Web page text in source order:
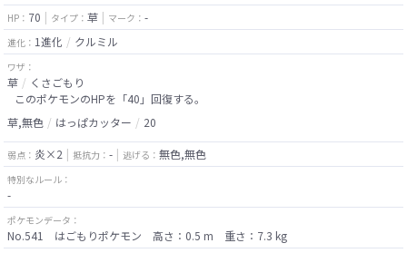
HP： 70 タイプ： 草 マーク： -
進化： 1進化 クルミル
ワザ：
草
くさごもり
このポケモンのHPを「40」回復する。
草,無色
はっぱカッター 20
弱点： 炎×2 抵抗力： - 逃げる： 無色,無色
特別なルール：
-
ポケモンデータ：
No.541 はごもりポケモン 高さ：0.5 m 重さ：7.3 kg